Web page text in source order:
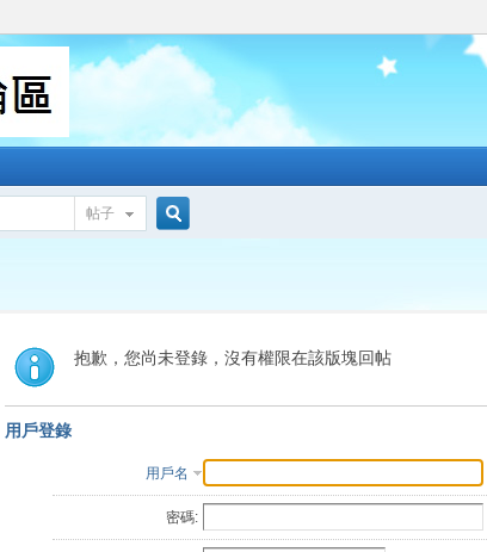
帖子
索
抱歉，您尚未登錄，沒有權限在該版塊回帖
用戶登錄
用戶名
密碼: